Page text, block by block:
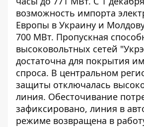
возможность импорта
Европы в Украину и Молдову
700 МВт. Пропускная
высоковольтных сетей
достаточна для покрытия
спроса. В центральном
защиты отключалась
линия. Обесточивание
зафиксировано, линия в
режиме возвращена в